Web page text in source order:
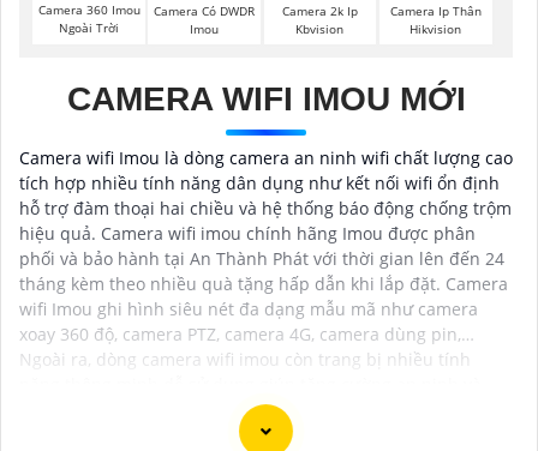
Camera 360 Imou
Ngoài Trời
Camera Có DWDR
Imou
Camera 2k Ip
Kbvision
Camera Ip Thân
Hikvision
CAMERA WIFI IMOU MỚI
Camera wifi Imou là dòng camera an ninh wifi chất lượng cao
tích hợp nhiều tính năng dân dụng như kết nối wifi ổn định
hỗ trợ đàm thoại hai chiều và hệ thống báo động chống trộm
hiệu quả. Camera wifi imou chính hãng Imou được phân
phối và bảo hành tại An Thành Phát với thời gian lên đến 24
tháng kèm theo nhiều quà tặng hấp dẫn khi lắp đặt. Camera
wifi Imou ghi hình siêu nét đa dạng mẫu mã như camera
xoay 360 độ, camera PTZ, camera 4G, camera dùng pin,…
Ngoài ra, dòng camera wifi imou còn trang bị nhiều tính
bảo vệ không gian sống tối ưu cho gia đình và doanh nghiệp.